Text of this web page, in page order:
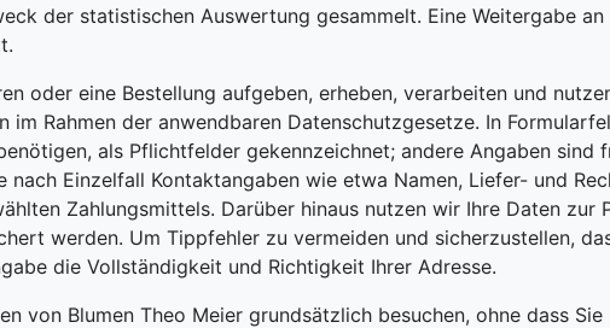
der statistischen Auswertung gesammelt. Eine Weitergabe
oder eine Bestellung aufgeben, erheben, verarbeiten und
im Rahmen der anwendbaren Datenschutzgesetze. In
als Pflichtfelder gekennzeichnet; andere Angaben
Einzelfall Kontaktangaben wie etwa Namen, Liefer- und
Zahlungsmittels. Darüber hinaus nutzen wir Ihre Daten
werden. Um Tippfehler zu vermeiden und sicherzustellen,
die Vollständigkeit und Richtigkeit Ihrer Adresse.
von Blumen Theo Meier grundsätzlich besuchen, ohne dass